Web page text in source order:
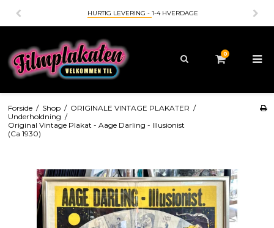
HURTIG LEVERING - 1-4 HVERDAGE
0
Forside / Shop / ORIGINALE VINTAGE PLAKATER /
Underholdning /
Original Vintage Plakat - Aage Darling - Illusionist
(Ca 1930)